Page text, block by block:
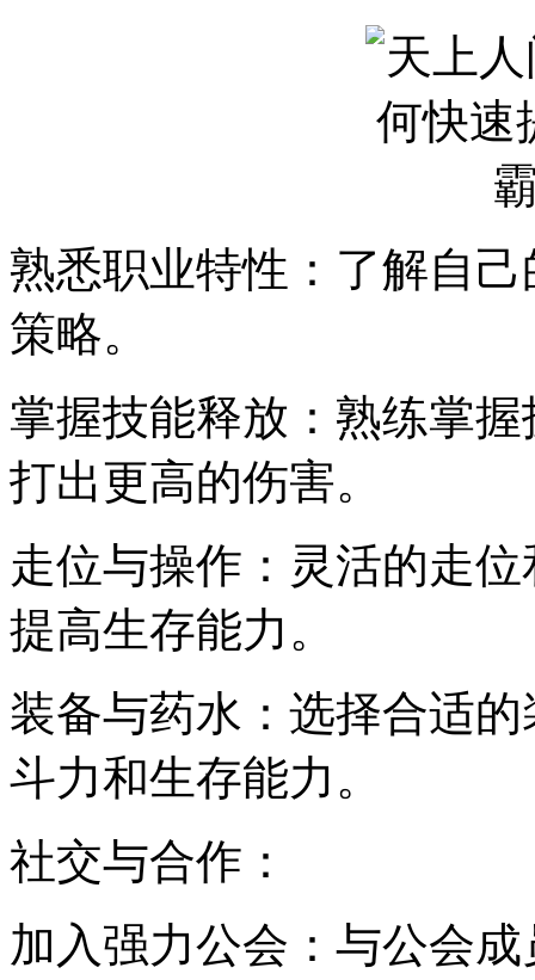
熟悉职业特性：了解自
策略。
掌握技能释放：熟练掌
打出更高的伤害。
走位与操作：灵活的走
提高生存能力。
装备与药水：选择合适
斗力和生存能力。
社交与合作：
加入强力公会：与公会